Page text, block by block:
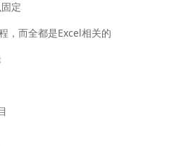
定
，而全都是Excel相关的